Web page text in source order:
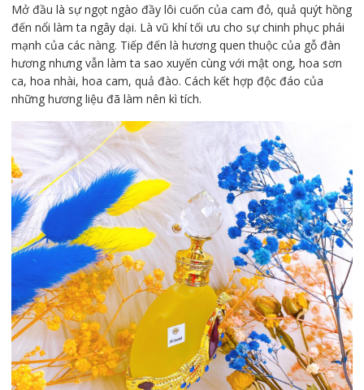
Mở đầu là sự ngọt ngào đầy lôi cuốn của cam đỏ, quả quýt hồng
đến nổi làm ta ngây dại. Là vũ khí tối ưu cho sự chinh phục phái
mạnh của các nàng. Tiếp đến là hương quen thuộc của gỗ đàn
hương nhưng vẫn làm ta sao xuyến cùng với mật ong, hoa sơn
ca, hoa nhài, hoa cam, quả đào. Cách kết hợp độc đáo của
những hương liệu đã làm nên kì tích.